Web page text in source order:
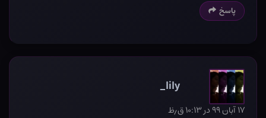
پاسخ
lily_
۱۷ آبان ۹۹ در ۱۰:۱۳ ق٫ظ